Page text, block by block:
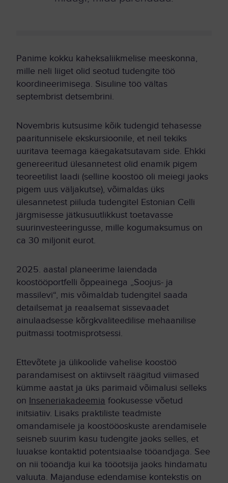
Panime kokku kaheksaliikmelise meeskonna,
mille neli liiget olid seotud tudengite töö
koordineerimisega. Sisuline töö vältas
septembrist detsembrini.
Novembris kutsusime kõik tudengid tehasesse
paaritunnisele ekskursioonile, et neil tekiks
uuritava teemaga käegakatsutavam side. Ehkki
genereeritud ülesannetest olid enamik pigem
teoreetilist laadi (selline koostöö oli meiegi jaoks
pigem uus väljakutse), võimaldas üks
ülesannetest piiluda tudengitel Estonian Celli
järgmisesse jätkusuutlikkust toetavasse
suurinvesteeringusse, mille kogumaksumus on
ca 30 miljonit eurot.
2025. aastal planeerime laiendada
koostööportfelli õppeainega „Soojus- ja
massilevi“, mis võimaldab tudengitel saada
detailsemat ja reaalsemat sissevaadet
ainulaadsesse kõrgkvaliteedilise mehaanilise
puitmassi tootmisprotsessi.
Ettevõtete ja ülikoolide vahelise koostöö
parandamisest on aktiivselt räägitud viimased
kümme aastat ja üks parimaid võimalusi selleks
on Inseneriakadeemia fookusesse võetud
initsiatiiv. Lisaks praktiliste teadmiste
omandamisele ja koostööoskuste arendamisele
seisneb suurim kasu tudengite jaoks selles, et
luuakse kontaktid potentsiaalse tööandjaga. See
on nii tööandja kui ka tööotsija jaoks hindamatu
valuuta. Majanduse edendamise kontekstis on